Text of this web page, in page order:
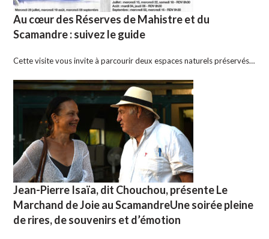
Au cœur des Réserves de Mahistre et du
Scamandre : suivez le guide
Cette visite vous invite à parcourir deux espaces naturels préservés…
Jean-Pierre Isaïa, dit Chouchou, présente Le
Marchand de Joie au ScamandreUne soirée pleine
de rires, de souvenirs et d’émotion